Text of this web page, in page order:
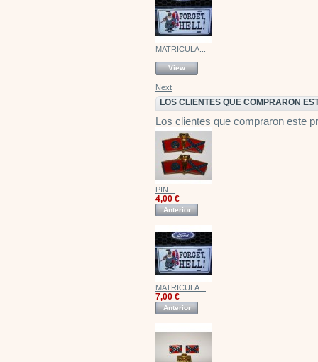
MATRICULA...
View
Next
LOS CLIENTES QUE COMPRARON
Los clientes que compraron este
PIN...
4,00 €
Anterior
MATRICULA...
7,00 €
Anterior